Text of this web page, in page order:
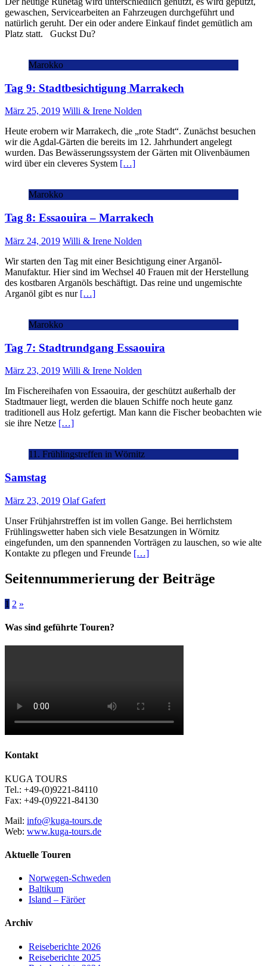
gewaschen, Servicearbeiten an Fahrzeugen durchgeführt und
natürlich geruht. Der ein oder andere Einkauf findet gemütlich am
Platz statt. Guckst Du?
Marokko
Tag 9: Stadtbesichtigung Marrakech
März 25, 2019 Willi & Irene Nolden
Heute erobern wir Marrakech, die „rote Stadt“. Zunächst besuchen
wir die Agdal-Gärten die bereits im 12. Jahrhundert angelegt
wurden. Das Bewässerungssystem der Gärten mit Olivenbäumen
wird über ein cleveres System […]
Marokko
Tag 8: Essaouira – Marrakech
März 24, 2019 Willi & Irene Nolden
Wir starten den Tag mit einer Besichtigung einer Arganöl-
Manufaktur. Hier sind im Wechsel 40 Frauen mit der Herstellung
des kostbaren Arganöls beschäftigt. Das reine und ungemischte
Arganöl gibt es nur […]
Marokko
Tag 7: Stadtrundgang Essaouira
März 23, 2019 Willi & Irene Nolden
Im Fischereihafen von Essaouira, der geschützt außerhalb der
Stadtmauer liegt, werden die blauen Schiffe noch heute ganz
traditionell aus Holz gefertigt. Man kann die Fischer beobachten wie
sie ihre Netze […]
11. Frühlingstreffen in Wörnitz
Samstag
März 23, 2019 Olaf Gafert
Unser Frühjahrstreffen ist im vollen Gange. Bei herrlichstem
Frühlingswetter haben sich viele Besatzungen in Wörnitz
eingefunden, um den spannenden Vorträgen zu lauschen, so wie alte
Kontakte zu pflegen und Freunde […]
Seitennummerierung der Beiträge
1 2 »
Was sind geführte Touren?
Kontakt
KUGA TOURS
Tel.: +49-(0)9221-84110
Fax: +49-(0)9221-84130
Mail: info@kuga-tours.de
Web: www.kuga-tours.de
Aktuelle Touren
Norwegen-Schweden
Baltikum
Island – Färöer
Archiv
Reiseberichte 2026
Reiseberichte 2025